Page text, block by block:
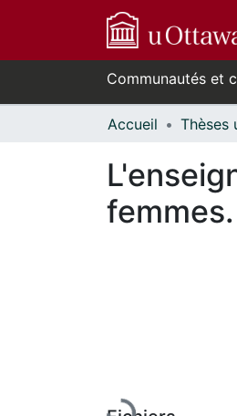
Communautés et
Accueil
femmes.